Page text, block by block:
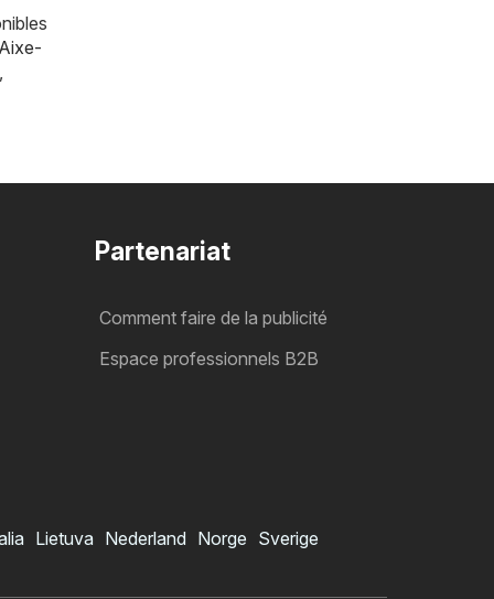
Aixe-
,
Partenariat
Comment faire de la publicité
Espace professionnels B2B
Lietuva Nederland Norge Sverige